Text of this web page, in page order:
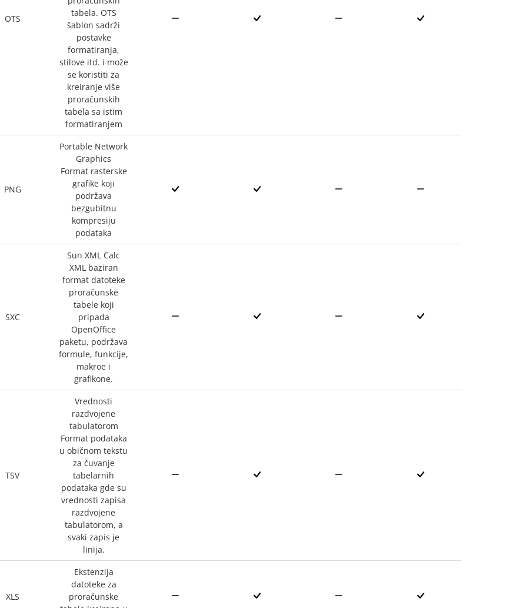
OTS
tabela. OTS
šablon sadrži
postavke
formatiranja,
stilove itd. i može
se koristiti za
kreiranje više
proračunskih
tabela sa istim
formatiranjem
PNG
Portable Network
Graphics
Format rasterske
grafike koji
podržava
bezgubitnu
kompresiju
podataka
SXC
Sun XML Calc
XML baziran
format datoteke
proračunske
tabele koji
pripada
OpenOffice
paketu, podržava
formule, funkcije,
makroe i
grafikone.
TSV
Vrednosti
razdvojene
tabulatorom
Format podataka
u običnom tekstu
za čuvanje
tabelarnih
podataka gde su
vrednosti zapisa
razdvojene
tabulatorom, a
svaki zapis je
linija.
XLS
Ekstenzija
datoteke za
proračunske